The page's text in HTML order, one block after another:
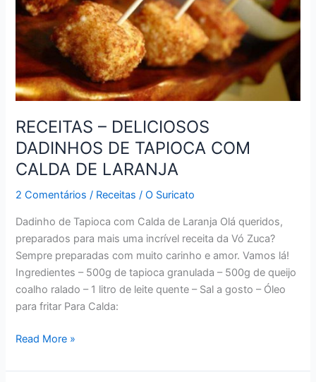
RECEITAS – DELICIOSOS
DADINHOS DE TAPIOCA COM
CALDA DE LARANJA
2 Comentários / Receitas /O Suricato
Dadinho de Tapioca com Calda de Laranja Olá queridos,
preparados para mais uma incrível receita da Vó Zuca?
Sempre preparadas com muito carinho e amor. Vamos lá!
Ingredientes – 500g de tapioca granulada – 500g de queijo
coalho ralado – 1 litro de leite quente – Sal a gosto – Óleo
para fritar Para Calda:
RECEITAS
DELICIOSOS
Read More »